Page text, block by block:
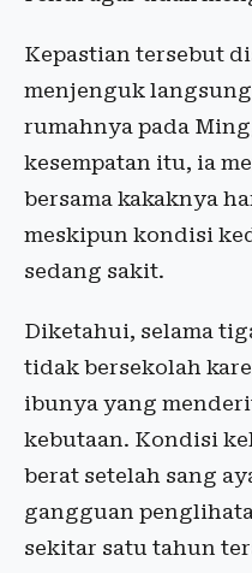
Kepastian tersebut
menjenguk
rumahnya pada
kesempatan itu, ia
bersama kakaknya
meskipun kondisi
sedang sakit.
Diketahui, selama
tidak bersekolah
ibunya yang
kebutaan. Kondisi
berat setelah sang
gangguan
sekitar satu tahun